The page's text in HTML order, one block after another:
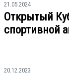
21.05.2024
Открытый
спортивной
20.12.2023